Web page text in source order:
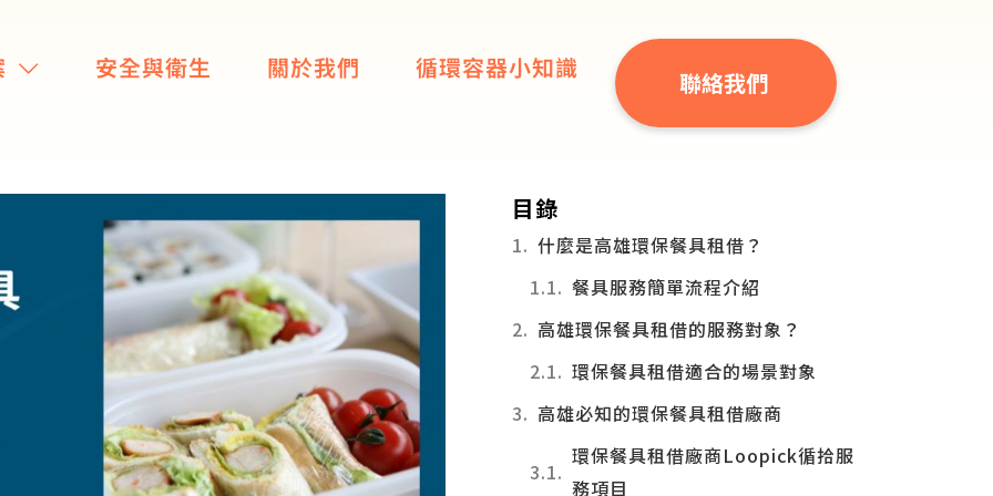
安全與衛生 關於我們 循環容器小知識 聯絡我們
目錄
什麼是高雄環保餐具租借？
餐具服務簡單流程介紹
高雄環保餐具租借的服務對象？
環保餐具租借適合的場景對象
高雄必知的環保餐具租借廠商
環保餐具租借廠商Loopick循拾服
務項目